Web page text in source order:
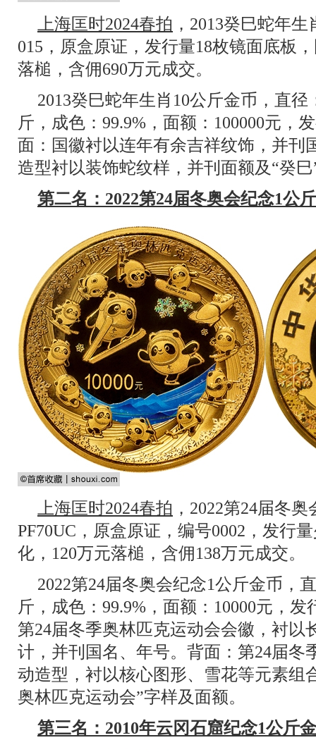
上海匡时2024春拍 ，2013癸巳蛇年
015，原盒原证，发行量18枚镜面底板
落槌，含佣690万元成交。
2013癸巳蛇年生肖10公斤金币，直径
斤，成色：99.9%，面额：100000元，
面：国徽衬以连年有余吉祥纹饰，并刊
造型衬以装饰蛇纹样，并刊面额及“癸
第二名：2022第24届冬奥会纪念1公
上海匡时2024春拍 ，2022第24届冬
PF70UC，原盒原证，编号0002，发行
化，120万元落槌，含佣138万元成交。
2022第24届冬奥会纪念1公斤金币，
斤，成色：99.9%，面额：10000元，
第24届冬季奥林匹克运动会会徽，衬以
计，并刊国名、年号。背面：第24届冬
动造型，衬以核心图形、雪花等元素组
奥林匹克运动会”字样及面额。
第三名：2010年云冈石窟纪念1公斤